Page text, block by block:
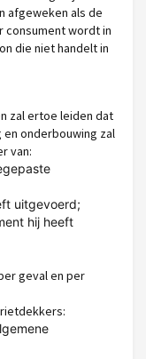
afgeweken als de
consument wordt in
die niet handelt in
zal ertoe leiden dat
onderbouwing zal
van:
uitgevoerd;
hij heeft
geval en per